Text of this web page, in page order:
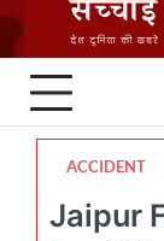
ACCIDENT
Jaipur